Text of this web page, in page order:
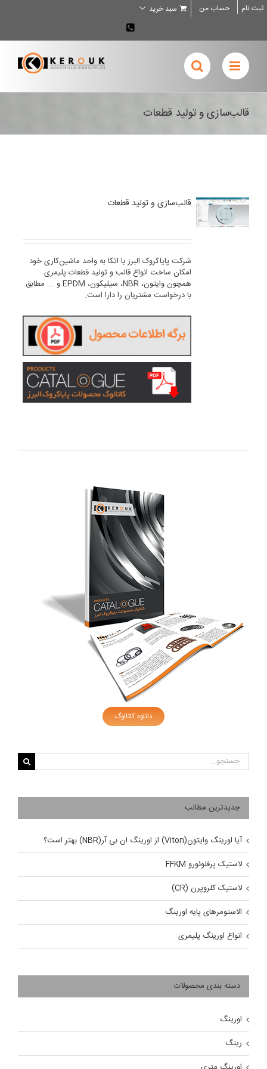
Skip
to
ثبت نام حساب من سبد خرید
02636707898
قالب‌سازی و تولید قطعات
قالب‌سازی و تولید قطعات
شرکت پایاکروک البرز با اتکا به واحد ماشین‌کاری خود
امکان ساخت انواع قالب و تولید قطعات پلیمری
همچون وایتون، NBR، سیلیکون، EPDM و ... مطابق
با درخواست مشتریان را دارا است.
دانلود کاتالوگ
جستجو
برای:
جدیدترین مطالب
آیا اورینگ وایتون(Viton) از اورینگ ان بی آر(NBR) بهتر است؟
لاستیک پرفلوئورو FFKM
لاستیک کلروپرن (CR)
الاستومرهای پایه اورینگ
انواع اورینگ پلیمری
دسته بندی محصولات
اورینگ
رینگ